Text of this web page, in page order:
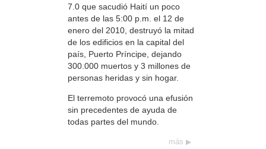
7.0 que sacudió Haití un poco
antes de las 5:00 p.m. el 12 de
enero del 2010, destruyó la mitad
de los edificios en la capital del
país, Puerto Príncipe, dejando
300.000 muertos y 3 millones de
personas heridas y sin hogar.
El terremoto provocó una efusión
sin precedentes de ayuda de
todas partes del mundo.
más